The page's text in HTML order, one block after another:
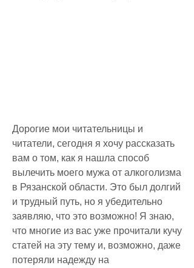
Дорогие мои читательницы и
читатели, сегодня я хочу рассказать
вам о том, как я нашла способ
вылечить моего мужа от алкоголизма
в Рязанской области. Это был долгий
и трудный путь, но я убедительно
заявляю, что это возможно! Я знаю,
что многие из вас уже прочитали кучу
статей на эту тему и, возможно, даже
потеряли надежду на